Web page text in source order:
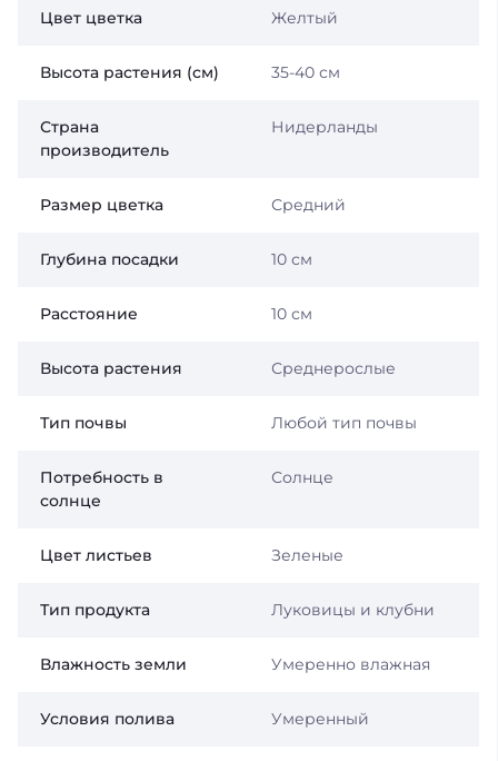
Цвет цветка Желтый
Высота растения (см) 35-40 см
Страна
производитель
Нидерланды
Размер цветка Средний
Глубина посадки 10 см
Расстояние 10 см
Высота растения Среднерослые
Тип почвы Любой тип почвы
Потребность в
солнце
Солнце
Цвет листьев Зеленые
Тип продукта Луковицы и клубни
Влажность земли Умеренно влажная
Условия полива Умеренный